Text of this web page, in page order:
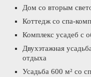
Дом со вторым
Коттедж со спа-
Комплекс усадеб с
Двухэтажная
отдыха
Усадьба 600 м² со